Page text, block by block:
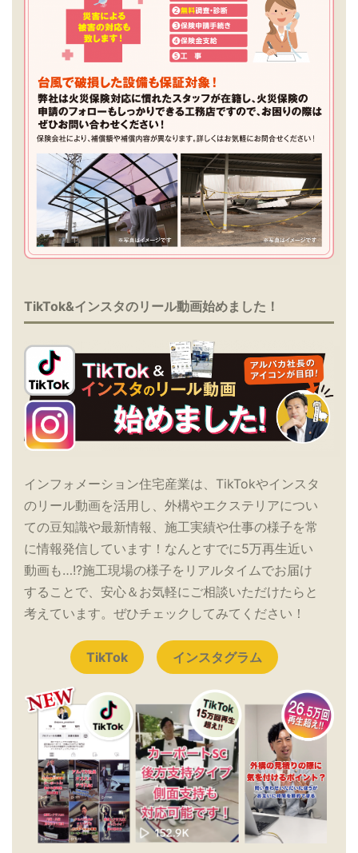
TikTok&インスタのリール動画始めました！
インフォメーション住宅産業は、TikTokやインスタ
のリール動画を活用し、外構やエクステリアについ
ての豆知識や最新情報、施工実績や仕事の様子を常
に情報発信しています！なんとすでに5万再生近い
動画も…!?施工現場の様子をリアルタイムでお届け
することで、安心＆お気軽にご相談いただけたらと
考えています。ぜひチェックしてみてください！
TikTok インスタグラム